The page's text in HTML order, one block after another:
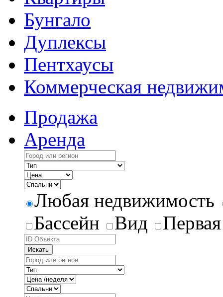
Бунгало
Дуплексы
Пентхаусы
Коммерческая
Продажа
Аренда
Любая недвижимость
Бассейн
Вид
Искать